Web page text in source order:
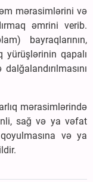
mərasimlərini və
əmrini verib.
bayraqlarının,
yürüşlərinin qapalı
mərasimlərində
sağ və ya vəfat
və ya